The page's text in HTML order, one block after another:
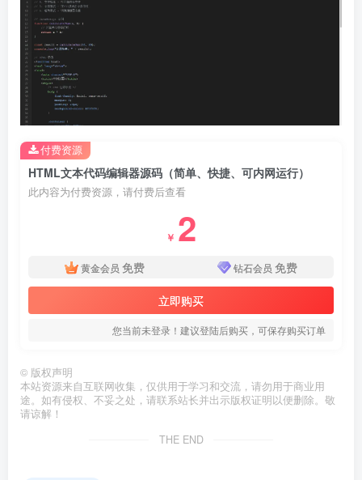
HTML文本代码编辑器源码（简单、快捷、可内网运行）
此内容为付费资源，请付费后查看
￥ 2
黄金会员 免费 钻石会员 免费
立即购买
您当前未登录！建议登陆后购买，可保存购买订单
付费资源
© 版权声明
本站资源来自互联网收集，仅供用于学习和交流，请勿用于商业用
途。如有侵权、不妥之处，请联系站长并出示版权证明以便删除。敬
请谅解！
THE END